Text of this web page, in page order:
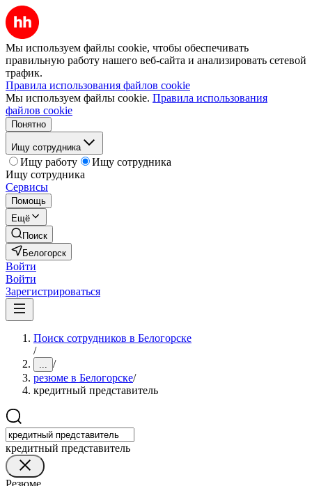
Мы используем файлы cookie, чтобы обеспечивать
правильную работу нашего веб-сайта и анализировать сетевой
трафик.
Правила использования файлов cookie
Мы используем файлы cookie. Правила использования
файлов cookie
Понятно
Ищу сотрудника
Ищу работу
Ищу сотрудника
Ищу сотрудника
Сервисы
Помощь
Ещё
Поиск
Белогорск
Войти
Войти
Зарегистрироваться
Поиск сотрудников в Белогорске
/
... /
резюме в Белогорске/
кредитный представитель
кредитный представитель
Резюме